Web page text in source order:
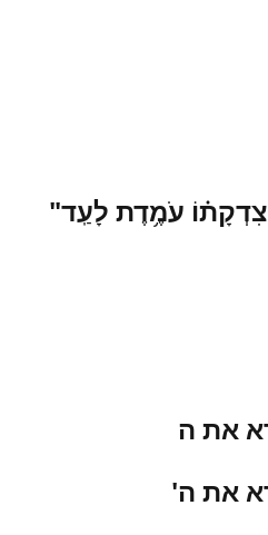
עֹמֶ֥דֶת לָעַֽד"
את ה
את ה'